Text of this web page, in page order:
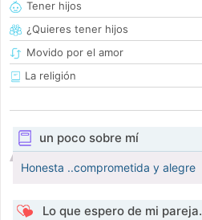
Tener hijos
¿Quieres tener hijos
Movido por el amor
La religión
un poco sobre mí
Honesta ..comprometida y alegre
Lo que espero de mi pareja.